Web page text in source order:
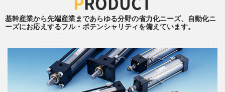
PRODUCT
基幹産業から先端産業まであらゆる分野の省力化ニーズ、自動化ニ
ーズにお応えするフル・ポテンシャリティを備えています。